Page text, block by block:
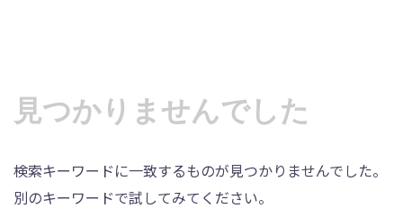
見つかりませんでした
検索キーワードに一致するものが見つかりませんでした。
別のキーワードで試してみてください。